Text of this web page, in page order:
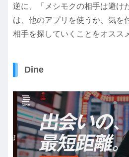
逆に、「メシモクの相手は避
は、他のアプリを使うか、気を
相手を探していくことをオスス
Dine